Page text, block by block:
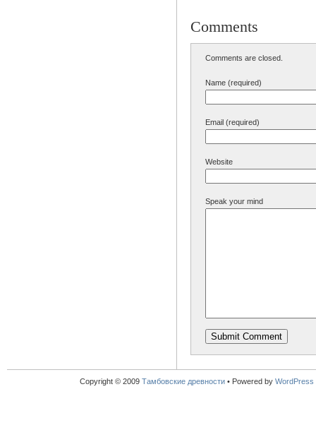
Comments
Comments are closed.
Name (required)
Email (required)
Website
Speak your mind
Copyright © 2009 Тамбовские древности • Powered by WordPress